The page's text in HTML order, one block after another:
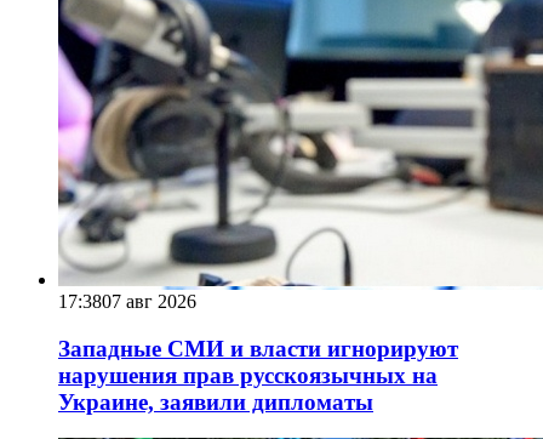
17:3807 авг 2026
Западные СМИ и власти игнорируют
нарушения прав русскоязычных на
Украине, заявили дипломаты